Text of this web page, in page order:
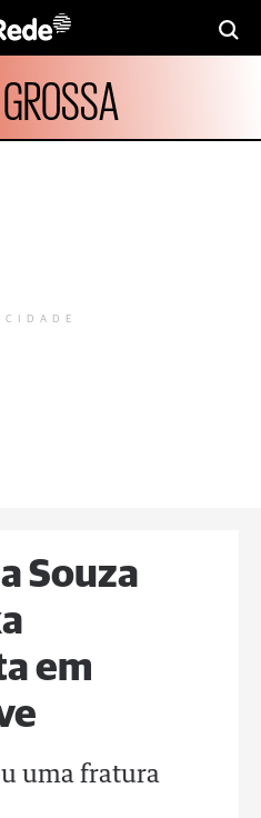
Souza
em
uma fratura